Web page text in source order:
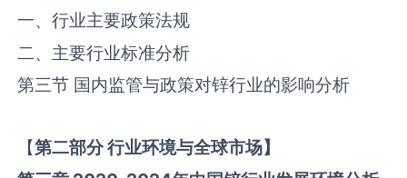
一、行业主要政策法规
二、主要行业标准分析
第三节 国内监管与政策对‌锌‌行业的影响分析
【第二部分行业环境与全球市场】